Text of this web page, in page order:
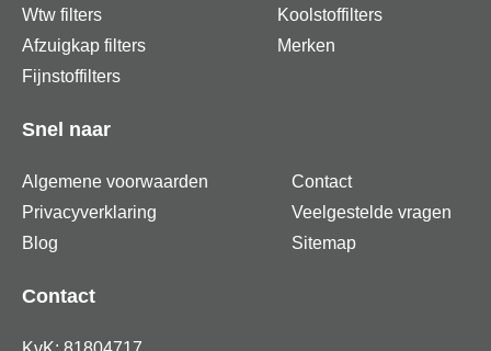
Wtw filters
Afzuigkap filters
Fijnstoffilters
Koolstoffilters
Merken
Snel naar
Algemene voorwaarden
Privacyverklaring
Blog
Contact
Veelgestelde vragen
Sitemap
Contact